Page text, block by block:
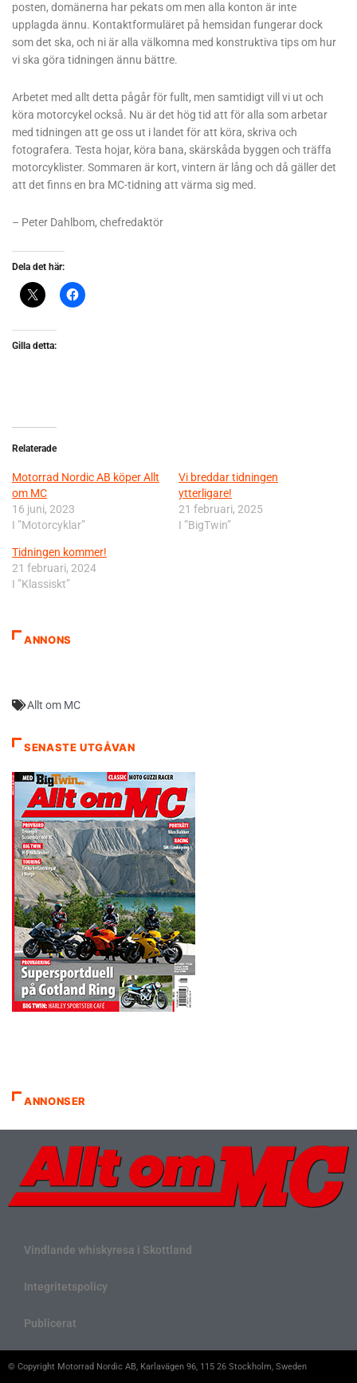
posten, domänerna har pekats om men alla konton är inte
upplagda ännu. Kontaktformuläret på hemsidan fungerar dock
som det ska, och ni är alla välkomna med konstruktiva tips om hur
vi ska göra tidningen ännu bättre.
Arbetet med allt detta pågår för fullt, men samtidigt vill vi ut och
köra motorcykel också. Nu är det hög tid att för alla som arbetar
med tidningen att ge oss ut i landet för att köra, skriva och
fotografera. Testa hojar, köra bana, skärskåda byggen och träffa
motorcyklister. Sommaren är kort, vintern är lång och då gäller det
att det finns en bra MC-tidning att värma sig med.
– Peter Dahlbom, chefredaktör
Dela det här:
Gilla detta:
Relaterade
Motorrad Nordic AB köper Allt
om MC
16 juni, 2023
I ”Motorcyklar”
Vi breddar tidningen
ytterligare!
21 februari, 2025
I ”BigTwin”
Tidningen kommer!
21 februari, 2024
I ”Klassiskt”
ANNONS
Allt om MC
SENASTE UTGÅVAN
ANNONSER
Vindlande whiskyresa i Skottland
Integritetspolicy
Publicerat
© Copyright Motorrad Nordic AB, Karlavägen 96, 115 26 Stockholm, Sweden